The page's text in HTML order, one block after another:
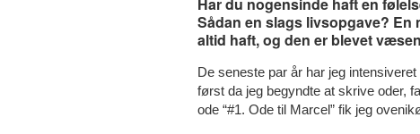
Har du nogensinde haft en
Sådan en slags livsopgave? En
altid haft, og den er blevet
De seneste par år har jeg
først da jeg begyndte at skrive oder,
ode “#1. Ode til Marcel” fik jeg